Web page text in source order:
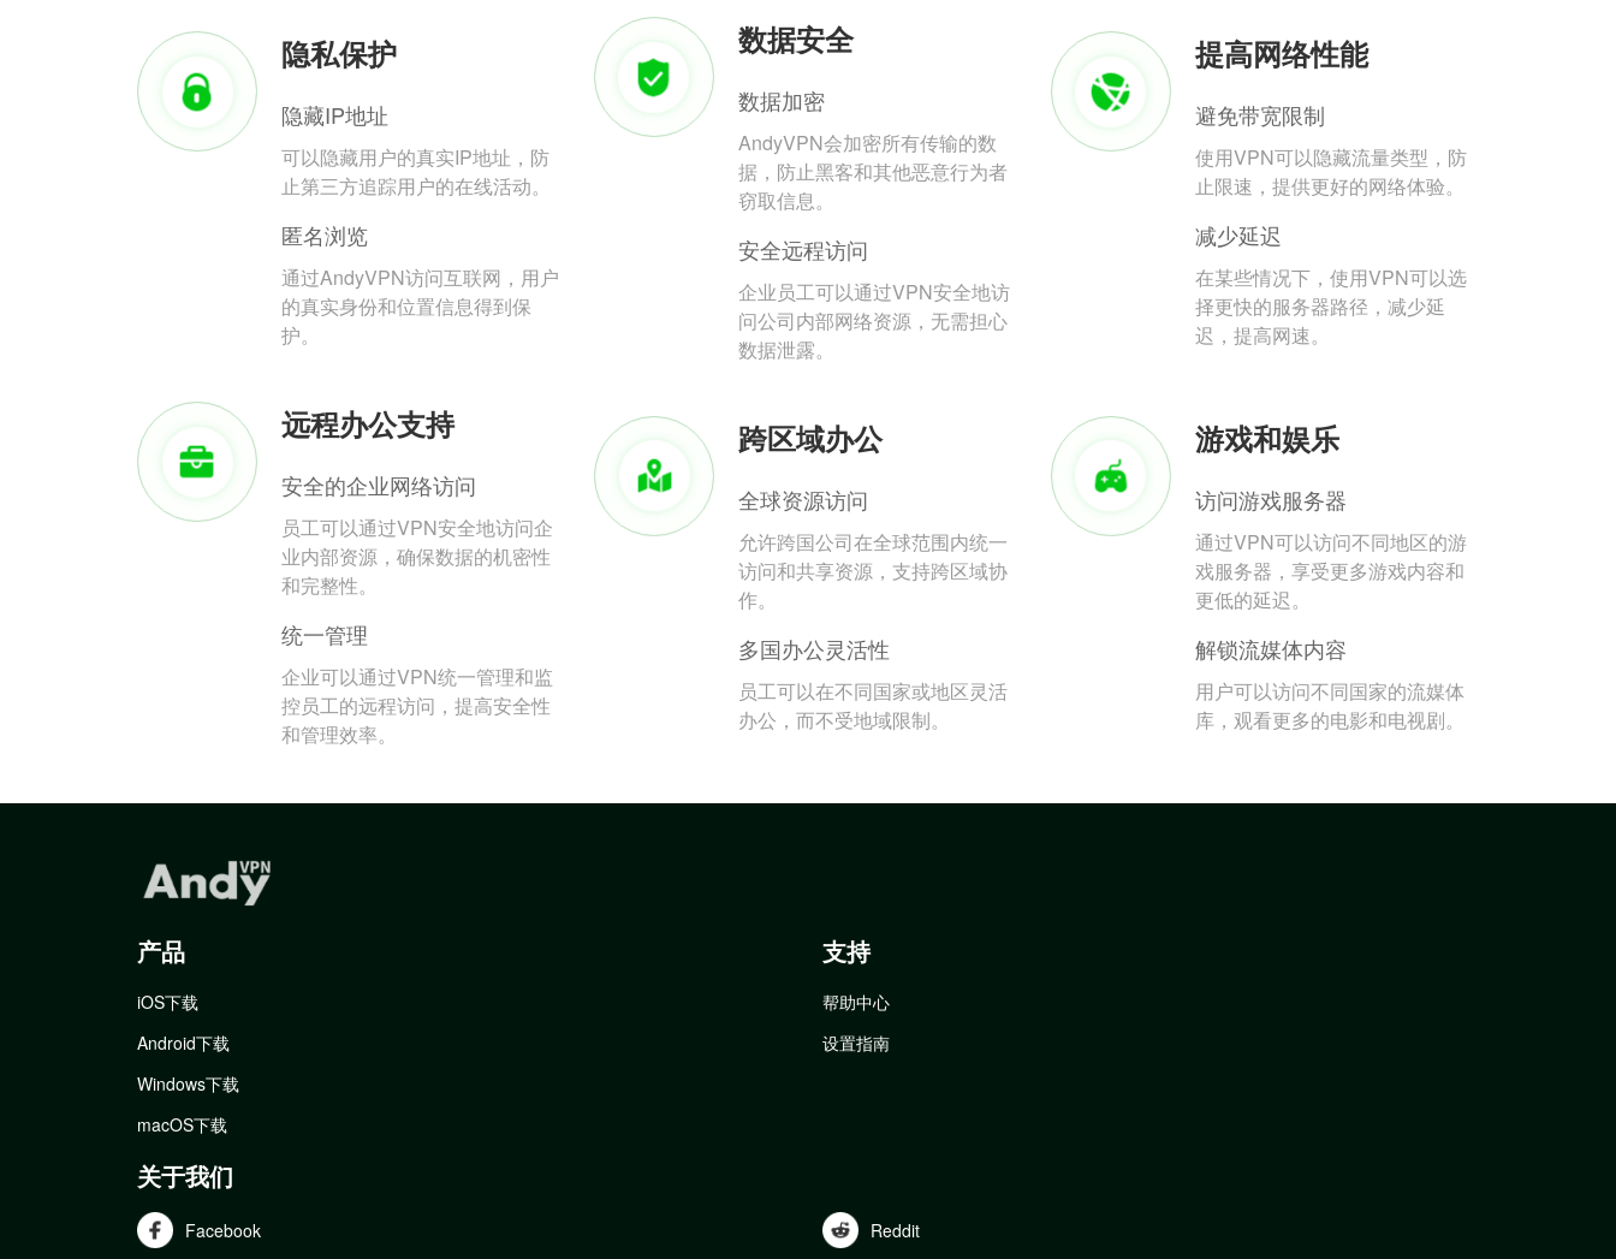
隐私保护
隐藏IP地址
可以隐藏用户的真实IP地址，防
止第三方追踪用户的在线活动。
匿名浏览
通过AndyVPN访问互联网，用户
的真实身份和位置信息得到保
护。
数据安全
数据加密
AndyVPN会加密所有传输的数
据，防止黑客和其他恶意行为者
窃取信息。
安全远程访问
企业员工可以通过VPN安全地访
问公司内部网络资源，无需担心
数据泄露。
提高网络性能
避免带宽限制
使用VPN可以隐藏流量类型，防
止限速，提供更好的网络体验。
减少延迟
在某些情况下，使用VPN可以选
择更快的服务器路径，减少延
迟，提高网速。
远程办公支持
安全的企业网络访问
员工可以通过VPN安全地访问企
业内部资源，确保数据的机密性
和完整性。
统一管理
企业可以通过VPN统一管理和监
控员工的远程访问，提高安全性
和管理效率。
跨区域办公
全球资源访问
允许跨国公司在全球范围内统一
访问和共享资源，支持跨区域协
作。
多国办公灵活性
员工可以在不同国家或地区灵活
办公，而不受地域限制。
游戏和娱乐
访问游戏服务器
通过VPN可以访问不同地区的游
戏服务器，享受更多游戏内容和
更低的延迟。
解锁流媒体内容
用户可以访问不同国家的流媒体
库，观看更多的电影和电视剧。
产品
iOS下载
Android下载
Windows下载
macOS下载
支持
帮助中心
设置指南
关于我们
Facebook Reddit